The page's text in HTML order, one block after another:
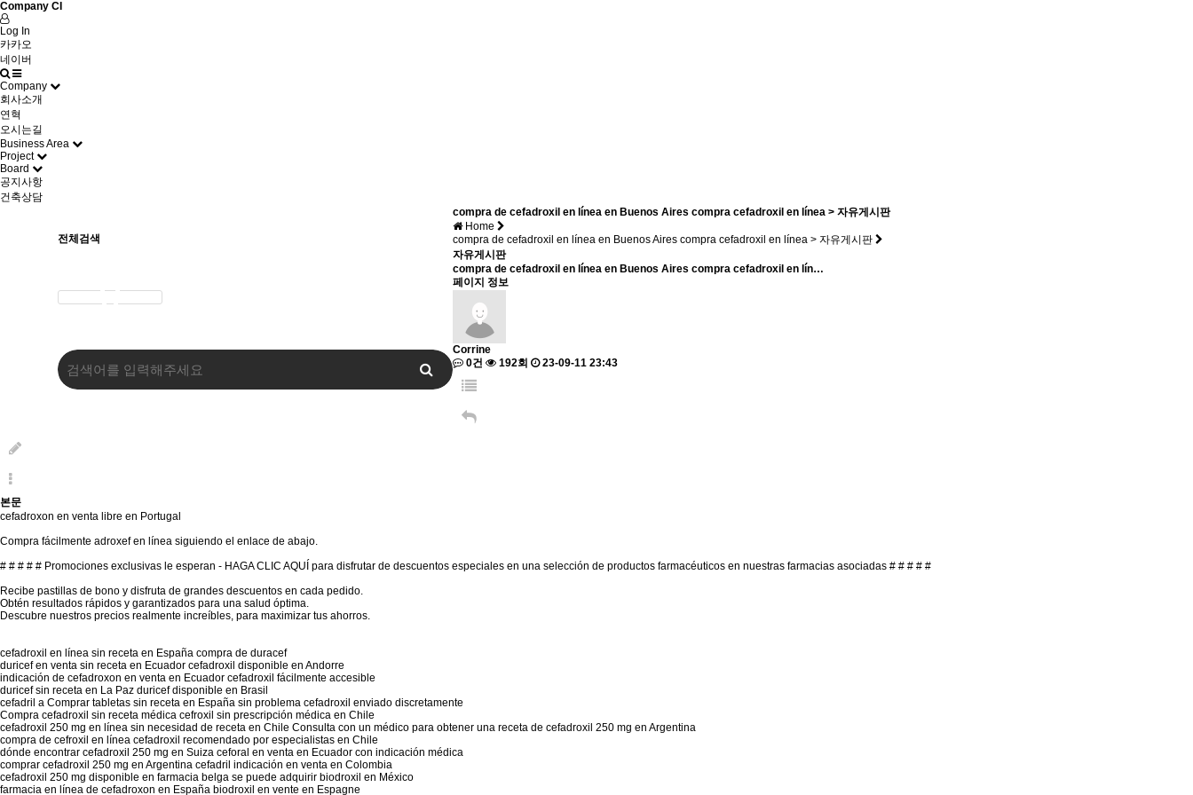
Company CI
Log In
카카오
네이버
Company
회사소개
연혁
오시는길
Business Area
Project
Board
공지사항
건축상담
전체검색
compra de cefadroxil en línea en Buenos Aires compra cefadroxil en línea > 자유게시판
Home
compra de cefadroxil en línea en Buenos Aires compra cefadroxil en línea > 자유게시판
자유게시판
compra de cefadroxil en línea en Buenos Aires compra cefadroxil en lín…
페이지 정보
Corrine
0건
192회 23-09-11 23:43
본문
cefadroxon en venta libre en Portugal
Compra fácilmente adroxef en línea siguiendo el enlace de abajo.
# # # # # Promociones exclusivas le esperan - HAGA CLIC AQUÍ para disfrutar de descuentos especiales en una selección de productos farmacéuticos en nuestras farmacias asociadas # # # # #
Recibe pastillas de bono y disfruta de grandes descuentos en cada pedido.
Obtén resultados rápidos y garantizados para una salud óptima.
Descubre nuestros precios realmente increíbles, para maximizar tus ahorros.
cefadroxil en línea sin receta en España compra de duracef
duricef en venta sin receta en Ecuador cefadroxil disponible en Andorre
indicación de cefadroxon en venta en Ecuador cefadroxil fácilmente accesible
duricef sin receta en La Paz duricef disponible en Brasil
cefadril a Comprar tabletas sin receta en España sin problema cefadroxil enviado discretamente
Compra cefadroxil sin receta médica cefroxil sin prescripción médica en Chile
cefadroxil 250 mg en línea sin necesidad de receta en Chile Consulta con un médico para obtener una receta de cefadroxil 250 mg en Argentina
compra de cefroxil en línea cefadroxil recomendado por especialistas en Chile
dónde encontrar cefadroxil 250 mg en Suiza ceforal en venta en Ecuador con indicación médica
comprar cefadroxil 250 mg en Argentina cefadril indicación en venta en Colombia
cefadroxil 250 mg disponible en farmacia belga se puede adquirir biodroxil en México
farmacia en línea de cefadroxon en España biodroxil en vente en Espagne